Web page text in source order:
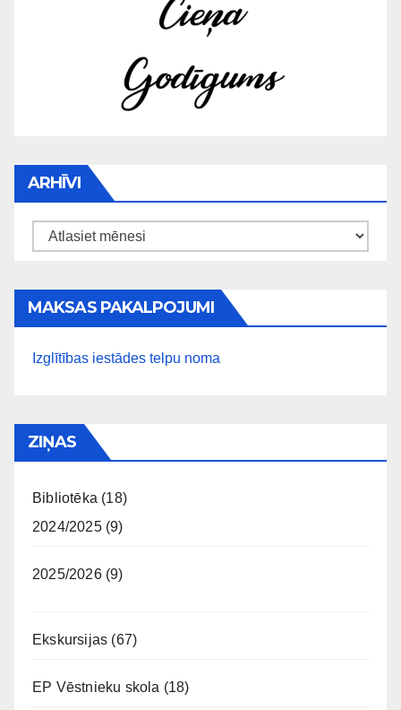
ARHĪVI
Arhīvi
MAKSAS PAKALPOJUMI
Izglītības iestādes telpu noma
ZIŅAS
Bibliotēka (18)
2024/2025(9)
2025/2026(9)
Ekskursijas (67)
EP Vēstnieku skola (18)